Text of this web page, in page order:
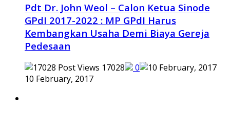
Pdt Dr. John Weol – Calon Ketua Sinode
GPdI 2017-2022 : MP GPdI Harus
Kembangkan Usaha Demi Biaya Gereja
Pedesaan
17028
0
10 February, 2017